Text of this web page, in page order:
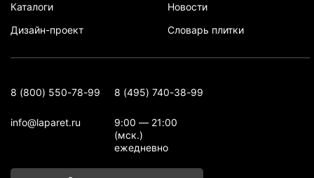
Каталоги
Дизайн-проект
Новости
Словарь плитки
8 (800) 550-78-99 8 (495) 740-38-99
info@laparet.ru
9:00 — 21:00
(мск.)
ежедневно